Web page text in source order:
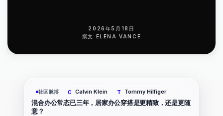
2026年5月18日
撰文
ELENA VANCE
社区脉搏 C Calvin Klein T Tommy Hilfiger
混合办公常态已三年，居家办公穿搭是更精致，还是更随
意？